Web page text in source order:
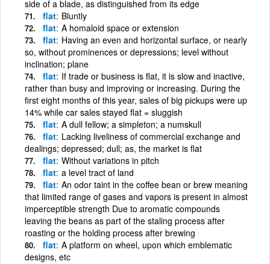
side of a blade, as distinguished from its edge
flat Bluntly
flat A homaloid space or extension
flat Having an even and horizontal surface, or nearly
so, without prominences or depressions; level without
inclination; plane
flat If trade or business is flat, it is slow and inactive,
rather than busy and improving or increasing. During the
first eight months of this year, sales of big pickups were up
14% while car sales stayed flat = sluggish
flat A dull fellow; a simpleton; a numskull
flat Lacking liveliness of commercial exchange and
dealings; depressed; dull; as, the market is flat
flat Without variations in pitch
flat a level tract of land
flat An odor taint in the coffee bean or brew meaning
that limited range of gases and vapors is present in almost
imperceptible strength Due to aromatic compounds
leaving the beans as part of the staling process after
roasting or the holding process after brewing
flat A platform on wheel, upon which emblematic
designs, etc